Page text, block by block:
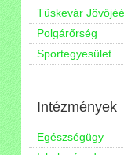
Tüskevár
Polgárőrség
Sportegyesület
Intézmények
Egészségügy